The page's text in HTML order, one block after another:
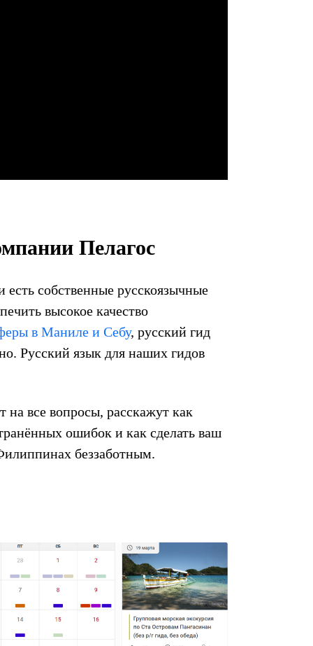
Пелагос
собственные русскоязычные
высокое качество
в Маниле и Себу, русский гид
Русский язык для наших гидов
на все вопросы, расскажут как
ошибок и как сделать ваш
беззаботным.